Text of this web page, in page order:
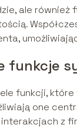
ale
funkcje
funkcji,
one
z